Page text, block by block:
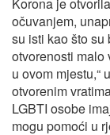
očuvanjem,
su isti kao što
otvorenosti malo
u ovom mjestu,“
otvorenim
LGBTI osobe
mogu pomoći u